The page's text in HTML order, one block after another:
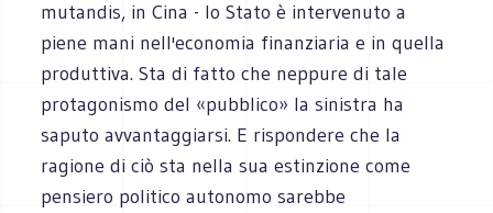
mutandis, in Cina - lo Stato è intervenuto a
piene mani nell'economia finanziaria e in quella
produttiva. Sta di fatto che neppure di tale
protagonismo del «pubblico» la sinistra ha
saputo avvantaggiarsi. E rispondere che la
ragione di ciò sta nella sua estinzione come
pensiero politico autonomo sarebbe